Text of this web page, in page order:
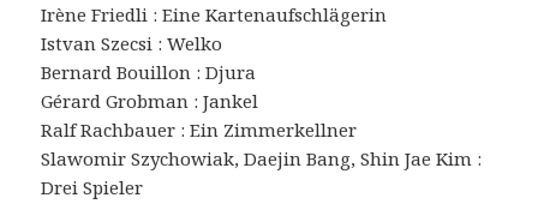
Irène Friedli : Eine Kartenaufschlägerin
Istvan Szecsi : Welko
Bernard Bouillon : Djura
Gérard Grobman : Jankel
Ralf Rachbauer : Ein Zimmerkellner
Slawomir Szychowiak, Daejin Bang, Shin Jae Kim :
Drei Spieler